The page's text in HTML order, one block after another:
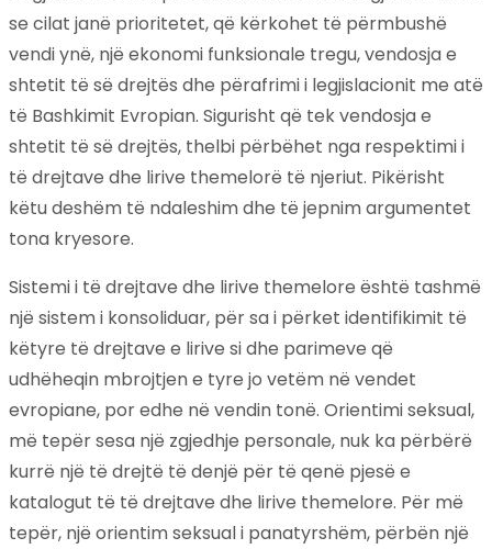
se cilat janë prioritetet, që kërkohet të përmbushë
vendi ynë, një ekonomi funksionale tregu, vendosja e
shtetit të së drejtës dhe përafrimi i legjislacionit me atë
të Bashkimit Evropian. Sigurisht që tek vendosja e
shtetit të së drejtës, thelbi përbëhet nga respektimi i
të drejtave dhe lirive themelorë të njeriut. Pikërisht
këtu deshëm të ndaleshim dhe të jepnim argumentet
tona kryesore.
Sistemi i të drejtave dhe lirive themelore është tashmë
një sistem i konsoliduar, për sa i përket identifikimit të
këtyre të drejtave e lirive si dhe parimeve që
udhëheqin mbrojtjen e tyre jo vetëm në vendet
evropiane, por edhe në vendin tonë. Orientimi seksual,
më tepër sesa një zgjedhje personale, nuk ka përbërë
kurrë një të drejtë të denjë për të qenë pjesë e
katalogut të të drejtave dhe lirive themelore. Për më
tepër, një orientim seksual i panatyrshëm, përbën një